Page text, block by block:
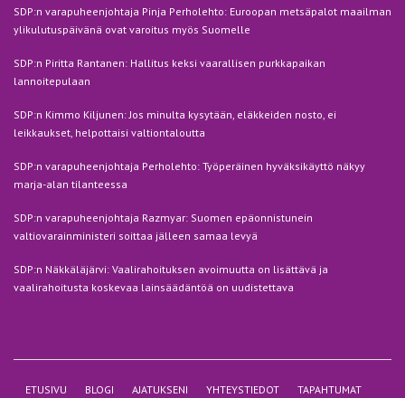
SDP:n varapuheenjohtaja Pinja Perholehto: Euroopan metsäpalot maailman
ylikulutuspäivänä ovat varoitus myös Suomelle
SDP:n Piritta Rantanen: Hallitus keksi vaarallisen purkkapaikan
lannoitepulaan
SDP:n Kimmo Kiljunen: Jos minulta kysytään, eläkkeiden nosto, ei
leikkaukset, helpottaisi valtiontaloutta
SDP:n varapuheenjohtaja Perholehto: Työperäinen hyväksikäyttö näkyy
marja-alan tilanteessa
SDP:n varapuheenjohtaja Razmyar: Suomen epäonnistunein
valtiovarainministeri soittaa jälleen samaa levyä
SDP:n Näkkäläjärvi: Vaalirahoituksen avoimuutta on lisättävä ja
vaalirahoitusta koskevaa lainsäädäntöä on uudistettava
ETUSIVU BLOGI AJATUKSENI YHTEYSTIEDOT TAPAHTUMAT